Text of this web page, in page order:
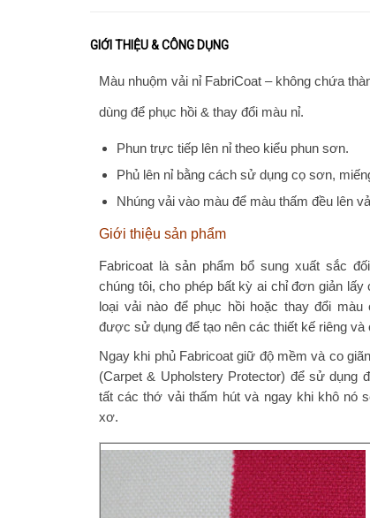
GIỚI THIỆU & CÔNG DỤNG
Màu nhuộm vải nỉ FabriCoat – không chứa
dùng để phục hồi & thay đổi màu nỉ.
Phun trực tiếp lên nỉ theo kiểu phun sơn.
Phủ lên nỉ bằng cách sử dụng cọ sơn,
Nhúng vải vào màu để màu thấm đều lên
Giới thiệu sản phẩm
Fabricoat là sản phẩm bổ sung xuất sắc
chúng tôi, cho phép bất kỳ ai chỉ đơn giản
loại vải nào để phục hồi hoặc thay đổi màu
được sử dụng để tạo nên các thiết kế riêng và
Ngay khi phủ Fabricoat giữ độ mềm và co
(Carpet & Upholstery Protector) để sử dụng
tất các thớ vải thấm hút và ngay khi khô nó
xơ.